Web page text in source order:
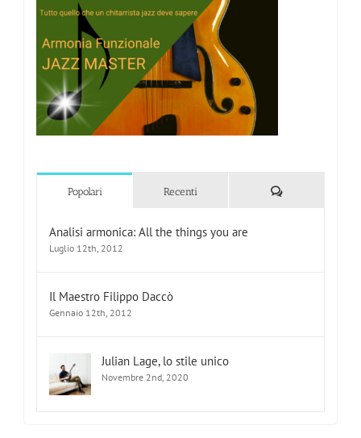
Popolari Recenti Commenti
Analisi armonica: All the things you are
Luglio 12th, 2012
Il Maestro Filippo Daccò
Gennaio 12th, 2012
Julian Lage, lo stile unico
Novembre 2nd, 2020